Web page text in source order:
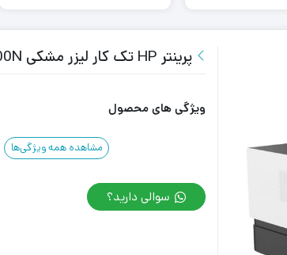
پرینتر HP تک کار لیزر مشکی 1000N
ویژگی های محصول
مشاهده همه ویژگی‌ها
سوالی دارید؟